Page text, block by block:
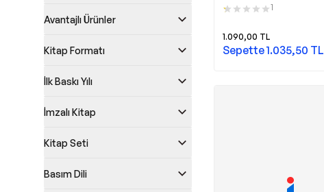
Avantajlı Ürünler
Kitap Formatı
İlk Baskı Yılı
İmzalı Kitap
Kitap Seti
Basım Dili
Kalem Yayınevi
1
1.090,00 TL
Sepette1.035,50 TL